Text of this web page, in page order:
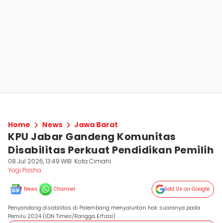
Home News Jawa Barat
KPU Jabar Gandeng Komunitas
Disabilitas Perkuat Pendidikan Pemilih
08 Jul 2026, 13:49 WIB Kota Cimahi
Yogi Pasha
News Channel Add Us on Google
Penyandang disabilitas di Palembang menyalurkan hak suaranya pada
Pemilu 2024 (IDN Times/Rangga Erfizal)